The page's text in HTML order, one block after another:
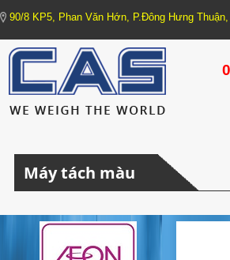
90/8 KP5, Phan Văn Hớn, P.Đông Hưng Thuận,
TRANG CHỦ
1. CÂN XE TẢI - CÂN HỆ THỐNG (Truck
Máy tách màu